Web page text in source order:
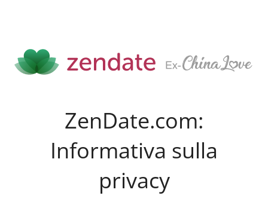
ZenDate.com:
Informativa sulla
privacy